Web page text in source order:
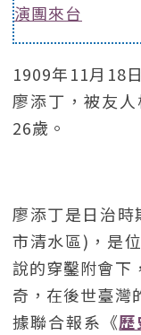
演團來台
1909年11月18
廖添丁，被友
26歲。
廖添丁是日治
市清水區)，是
說的穿鑿附會下
奇，在後世臺灣
據聯合報系《